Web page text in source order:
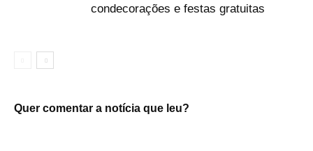
condecorações e festas gratuitas
Quer comentar a notícia que leu?